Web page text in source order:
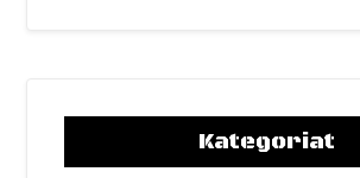
Kategoriat